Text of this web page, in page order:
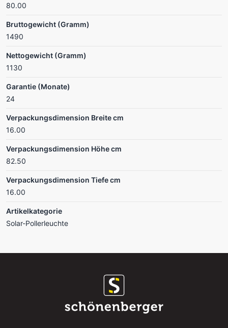
80.00
Bruttogewicht (Gramm)
1490
Nettogewicht (Gramm)
1130
Garantie (Monate)
24
Verpackungsdimension Breite cm
16.00
Verpackungsdimension Höhe cm
82.50
Verpackungsdimension Tiefe cm
16.00
Artikelkategorie
Solar-Pollerleuchte